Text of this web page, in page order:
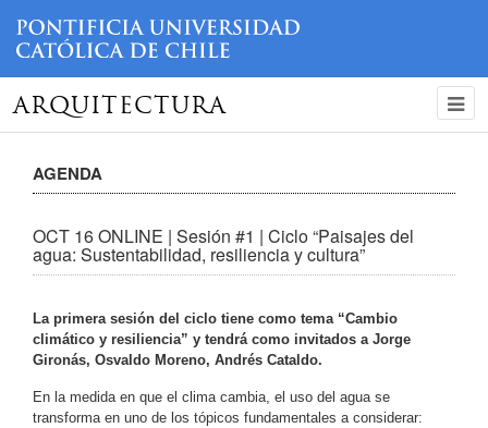
ARQUITECTURA
AGENDA
OCT 16 ONLINE | Sesión #1 | Ciclo “Paisajes del
agua: Sustentabilidad, resiliencia y cultura”
La primera sesión del ciclo tiene como tema “Cambio
climático y resiliencia” y tendrá como invitados a Jorge
Gironás, Osvaldo Moreno, Andrés Cataldo.
En la medida en que el clima cambia, el uso del agua se
transforma en uno de los tópicos fundamentales a considerar: